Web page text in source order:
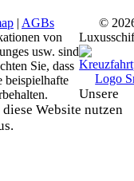
| AGBs
von
usw. sind
Sie, dass
beispielhafte
©
Unsere
Website nutzen